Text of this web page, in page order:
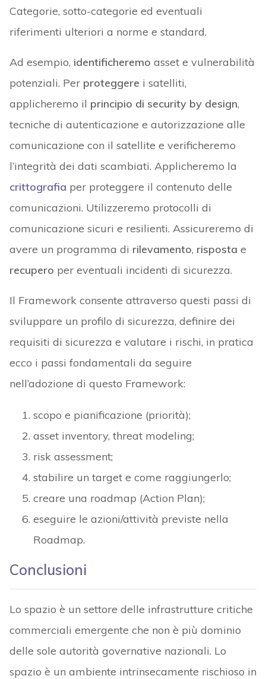
Categorie, sotto-categorie ed eventuali
riferimenti ulteriori a norme e standard.
Ad esempio, identificheremo asset e vulnerabilità
potenziali. Per proteggere i satelliti,
applicheremo il principio di security by design,
tecniche di autenticazione e autorizzazione alle
comunicazione con il satellite e verificheremo
l’integrità dei dati scambiati. Applicheremo la
crittografia per proteggere il contenuto delle
comunicazioni. Utilizzeremo protocolli di
comunicazione sicuri e resilienti. Assicureremo di
avere un programma di rilevamento, risposta e
recupero per eventuali incidenti di sicurezza.
Il Framework consente attraverso questi passi di
sviluppare un profilo di sicurezza, definire dei
requisiti di sicurezza e valutare i rischi, in pratica
ecco i passi fondamentali da seguire
nell’adozione di questo Framework:
scopo e pianificazione (priorità);
asset inventory, threat modeling;
risk assessment;
stabilire un target e come raggiungerlo;
creare una roadmap (Action Plan);
eseguire le azioni/attività previste nella
Roadmap.
Conclusioni
Lo spazio è un settore delle infrastrutture critiche
commerciali emergente che non è più dominio
delle sole autorità governative nazionali. Lo
spazio è un ambiente intrinsecamente rischioso in